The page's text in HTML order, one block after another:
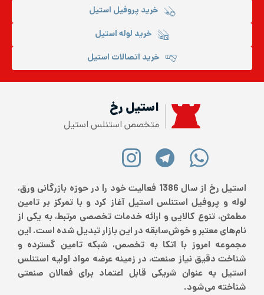
خرید پروفیل استیل
خرید لوله استیل
خرید اتصالات استیل
استیل رخ
متخصص استنلس استیل
استیل رخ از سال 1386 فعالیت خود را در حوزه بازرگانی ورق،
لوله و پروفیل استنلس استیل آغاز کرد و با تمرکز بر تامین
مطمئن، تنوع کالایی و ارائه خدمات تخصصی مرتبط، به یکی از
نام‌های معتبر و خوش‌سابقه در این بازار تبدیل شده است. این
مجموعه امروز با اتکا به تخصص، شبکه تامین گسترده و
شناخت دقیق نیاز صنعت، در زمینه عرضه مواد اولیه استنلس
استیل به عنوان شریکی قابل اعتماد برای فعالان صنعتی
شناخته می‌شود.